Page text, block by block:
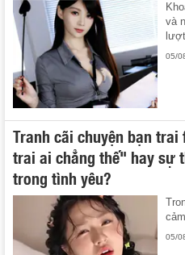
và
05/
Tranh cãi chuyện bạn
trai ai chẳng thế" hay sự
trong tình yêu?
05/